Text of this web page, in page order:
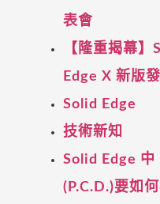
表會
【隆重揭幕
Edge X 新版
Solid Edge
技術新知
Solid Edge 中
(P.C.D.)要如